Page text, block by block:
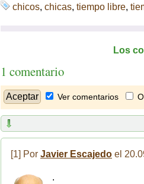
chicos, chicas, tiempo libre,
Los
1 comentario
Ver comentarios
[1] Por Javier Escajedo el
.